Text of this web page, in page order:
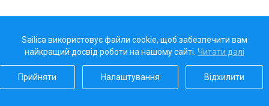
Sailica використовує файли cookie, щоб забезпечити вам
найкращий досвід роботи на нашому сайті. Читати далі
Прийняти Налаштування Відхилити